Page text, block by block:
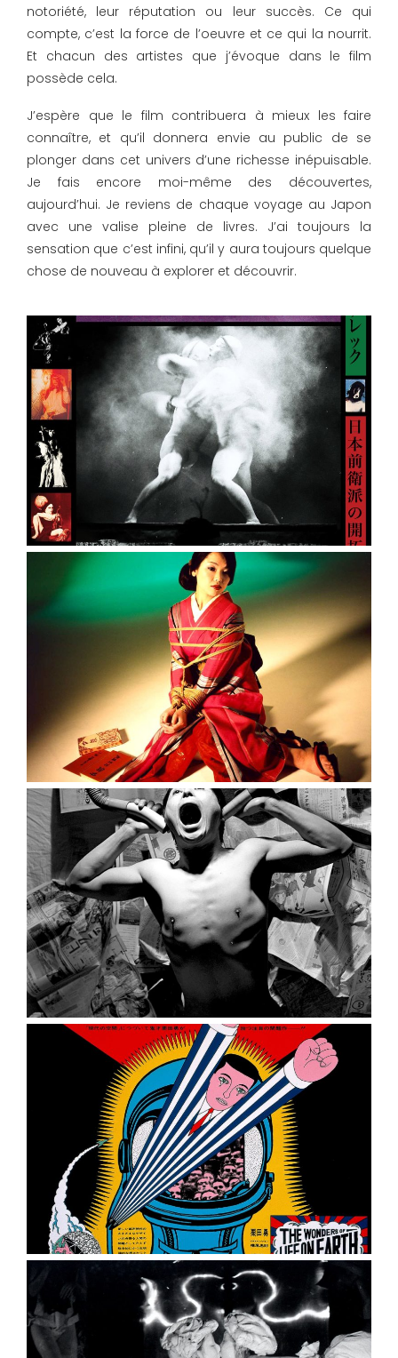
notoriété, leur réputation ou leur succès. Ce qui
compte, c’est la force de l’oeuvre et ce qui la nourrit.
Et chacun des artistes que j’évoque dans le film
possède cela.
J’espère que le film contribuera à mieux les faire
connaître, et qu’il donnera envie au public de se
plonger dans cet univers d’une richesse inépuisable.
Je fais encore moi-même des découvertes,
aujourd’hui. Je reviens de chaque voyage au Japon
avec une valise pleine de livres. J’ai toujours la
sensation que c’est infini, qu’il y aura toujours quelque
chose de nouveau à explorer et découvrir.